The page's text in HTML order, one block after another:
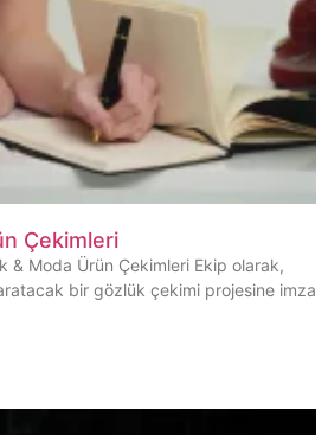
Çekimleri
& Moda Ürün Çekimleri Ekip olarak,
bir gözlük çekimi projesine imza